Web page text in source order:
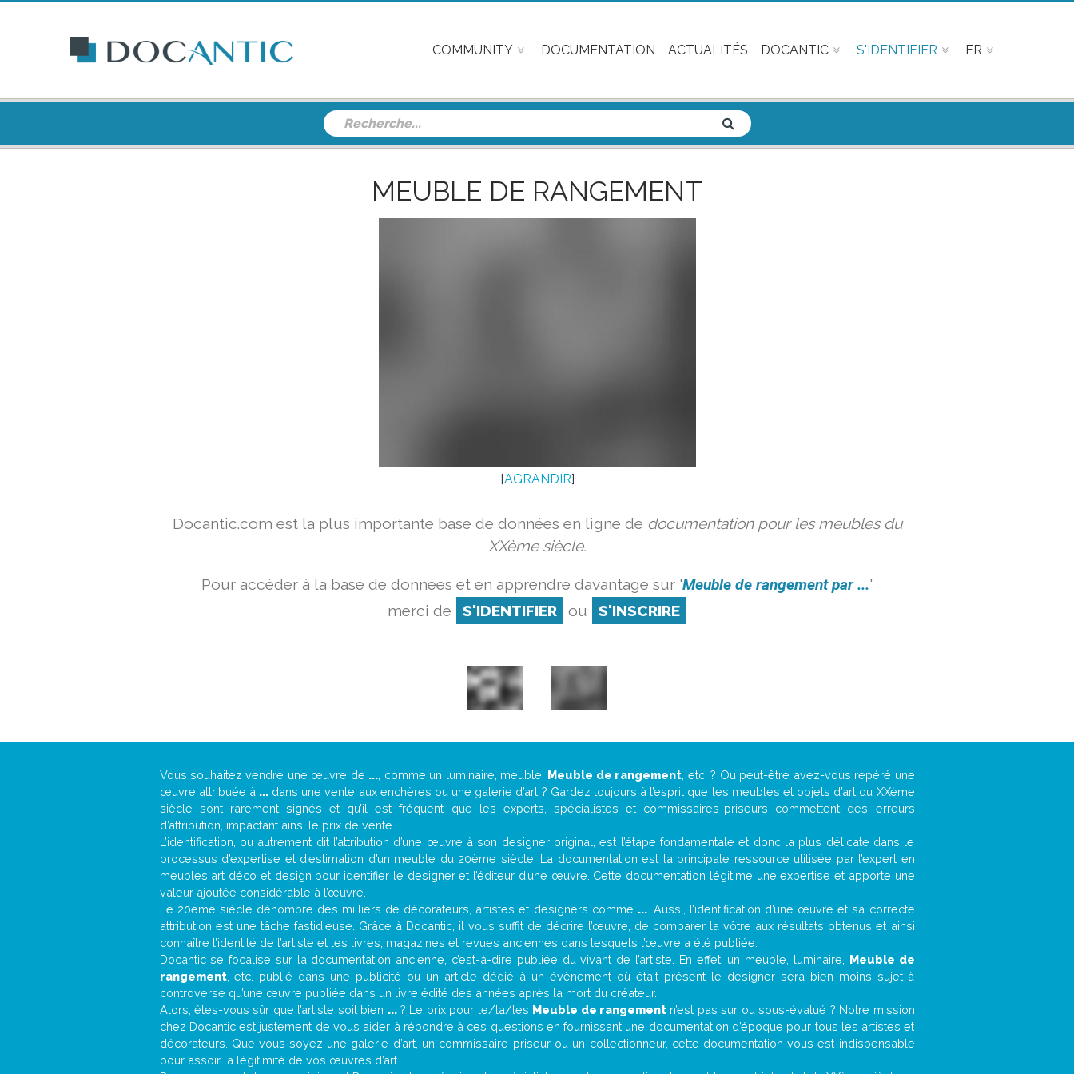
COMMUNITY DOCUMENTATION ACTUALITÉS DOCANTIC S'IDENTIFIER FR
MEUBLE DE RANGEMENT
[AGRANDIR]
Docantic.com est la plus importante base de données en ligne de documentation pour les meubles du
XXème siècle.
Pour accéder à la base de données et en apprendre davantage sur 'Meuble de rangement par ...'
merci de
S'IDENTIFIER ou S'INSCRIRE
Vous souhaitez vendre une œuvre de ... , comme un luminaire, meuble, Meuble de rangement , etc. ? Ou peut-être avez-vous repéré une
œuvre attribuée à ...dans une vente aux enchères ou une galerie d’art ? Gardez toujours à l’esprit que les meubles et objets d’art du XXème
siècle sont rarement signés et qu’il est fréquent que les experts, spécialistes et commissaires-priseurs commettent des erreurs
d’attribution, impactant ainsi le prix de vente.
L’identification, ou autrement dit l’attribution d’une œuvre à son designer original, est l’étape fondamentale et donc la plus délicate dans le
processus d’expertise et d’estimation d’un meuble du 20ème siècle. La documentation est la principale ressource utilisée par l’expert en
meubles art déco et design pour identifier le designer et l’éditeur d’une œuvre. Cette documentation légitime une expertise et apporte une
valeur ajoutée considérable à l’œuvre.
Le 20eme siècle dénombre des milliers de décorateurs, artistes et designers comme .... Aussi, l’identification d’une œuvre et sa correcte
attribution est une tâche fastidieuse. Grâce à Docantic, il vous suffit de décrire l’œuvre, de comparer la vôtre aux résultats obtenus et ainsi
connaître l’identité de l’artiste et les livres, magazines et revues anciennes dans lesquels l’œuvre a été publiée.
Docantic se focalise sur la documentation ancienne, c’est-à-dire publiée du vivant de l’artiste. En effet, un meuble, luminaire, Meuble de
rangement, etc. publié dans une publicité ou un article dédié à un évènement où était présent le designer sera bien moins sujet à
controverse qu’une œuvre publiée dans un livre édité des années après la mort du créateur.
Alors, êtes-vous sûr que l’artiste soit bien ...? Le prix pour le/la/les Meuble de rangement n’est pas sur ou sous-évalué ? Notre mission
chez Docantic est justement de vous aider à répondre à ces questions en fournissant une documentation d’époque pour tous les artistes et
décorateurs. Que vous soyez une galerie d’art, un commissaire-priseur ou un collectionneur, cette documentation vous est indispensable
pour assoir la légitimité de vos œuvres d’art.